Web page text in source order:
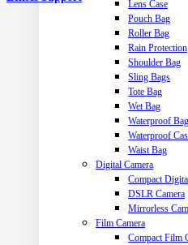
Lens Case
Pouch Bag
Roller Bag
Rain Protection
Shoulder Bag
Sling Bags
Tote Bag
Wet Bag
Waterproof
Waterproof
Waist Bag
Digital Camera
Compact
DSLR Camera
Mirrorless
Film Camera
Compact Film